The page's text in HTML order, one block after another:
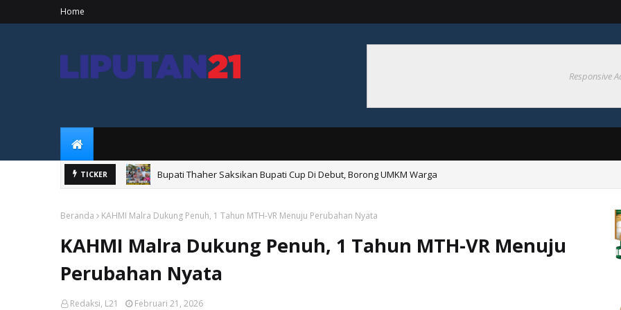
Home
Responsive
TICKER Usai Hadiri Pembongkaran Masjid Al-Mujiba, Bupati Thaher Tinjau Pembangunan Monumen Pater Yohanes
Beranda KAHMI Malra Dukung Penuh, 1 Tahun MTH-VR Menuju Perubahan Nyata
KAHMI Malra Dukung Penuh, 1 Tahun MTH-VR Menuju
Perubahan Nyata
Redaksi, L21 Februari 21, 2026